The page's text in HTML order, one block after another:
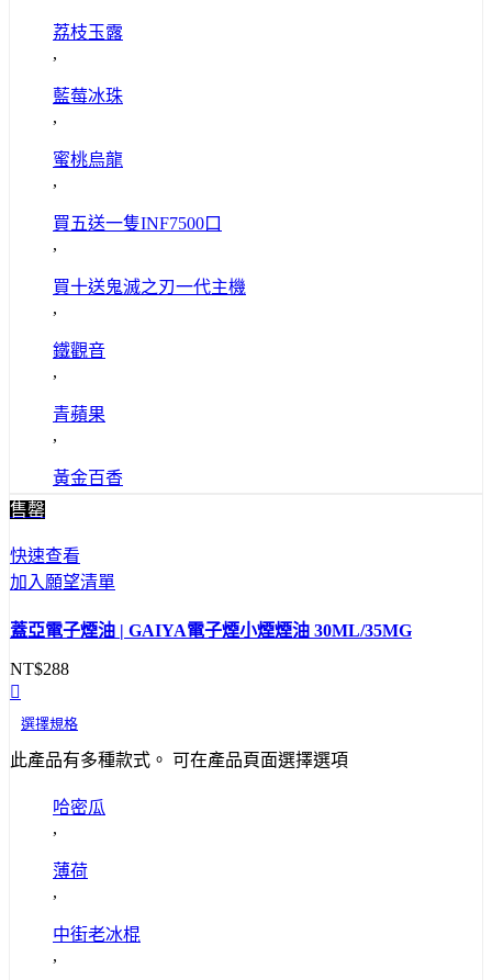
荔枝玉露
,
藍莓冰珠
,
蜜桃烏龍
,
買五送一隻INF7500口
,
買十送鬼滅之刃一代主機
,
鐵觀音
,
青蘋果
,
黃金百香
售罄
快速查看
加入願望清單
蓋亞電子煙油 | GAIYA電子煙小煙煙油 30ML/35MG
NT$288
選擇規格
此產品有多種款式。 可在產品頁面選擇選項
哈密瓜
,
薄荷
,
中街老冰棍
,